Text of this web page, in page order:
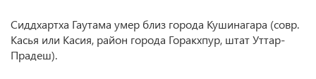
Сиддхартха Гаутама умер близ города Кушинагара (совр.
Касья или Касия, район города Горакхпур, штат Уттар-
Прадеш).